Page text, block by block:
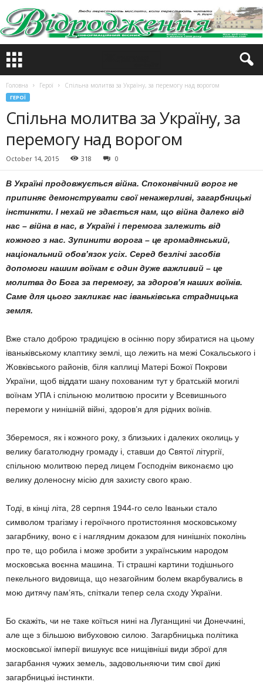
Головна Герої Спільна молитва за Україну, за перемогу над ворогом
ГЕРОЇ
Спільна молитва за Україну, за
перемогу над ворогом
October 14, 2015 318 0
В Україні продовжується війна. Споконвічний ворог не
припиняє демонструвати свої ненажерливі, загарбницькі
інстинкти. І нехай не здається нам, що війна далеко від
нас – війна в нас, в Україні і перемога залежить від
кожного з нас. Зупинити ворога – це громадянський,
національний обов’язок усіх. Серед безлічі засобів
допомоги нашим воїнам є один дуже важливий – це
молитва до Бога за перемогу, за здоров’я наших воїнів.
Саме для цього закликає нас іваньківська страдницька
земля.
Вже стало доброю традицією в осінню пору збиратися на цьому
іваньківському клаптику землі, що лежить на межі Сокальського і
Жовківського районів, біля каплиці Матері Божої Покрови
України, щоб віддати шану похованим тут у братській могилі
воїнам УПА і спільною молитвою просити у Всевишнього
перемоги у нинішній війні, здоров’я для рідних воїнів.
Зберемося, як і кожного року, з близьких і далеких околиць у
велику багатолюдну громаду і, ставши до Святої літургії,
спільною молитвою перед лицем Господнім виконаємо цю
велику доленосну місію для захисту свого краю.
Тоді, в кінці літа, 28 серпня 1944-го село Іваньки стало
символом трагізму і героїчного протистояння московському
загарбнику, воно є і наглядним доказом для нинішніх поколінь
про те, що робила і може зробити з українським народом
московська воєнна машина. Ті страшні картини тодішнього
пекельного видовища, що незагойним болем вкарбувались в
мою дитячу пам’ять, спіткали тепер села сходу України.
Бо скажіть, чи не таке коїться нині на Луганщині чи Донеччині,
але ще з більшою вибуховою силою. Загарбницька політика
московської імперії вишукує все нищівніші види зброї для
загарбання чужих земель, задовольняючи тим свої дикі
загарбницькі інстинкти.